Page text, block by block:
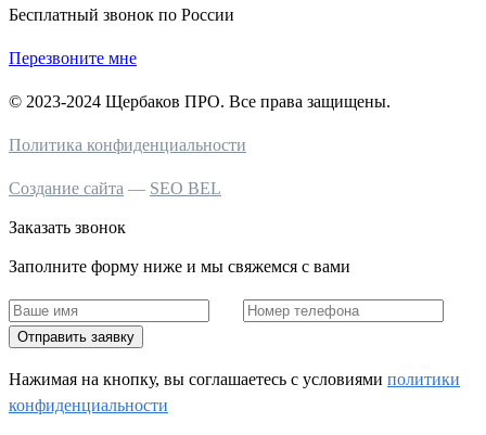
Бесплатный звонок по России
Перезвоните мне
© 2023-2024 Щербаков ПРО. Все права защищены.
Политика конфиденциальности
Создание сайта — SEO BEL
Заказать звонок
Заполните форму ниже и мы свяжемся с вами
Отправить заявку
Нажимая на кнопку, вы соглашаетесь c условиями политики
конфиденциальности